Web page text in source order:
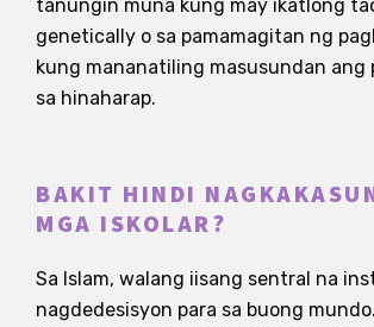
tanungin muna kung may ikatlong
genetically o sa pamamagitan ng
kung mananatiling masusundan ang
sa hinaharap.
BAKIT HINDI
MGA ISKOLAR?
Sa Islam, walang iisang sentral na
nagdedesisyon para sa buong